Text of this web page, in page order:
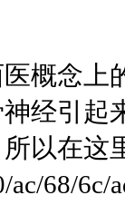
概念上
经引起
以在这
68/